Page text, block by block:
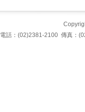
電話：(02)2381-2100 傳真：